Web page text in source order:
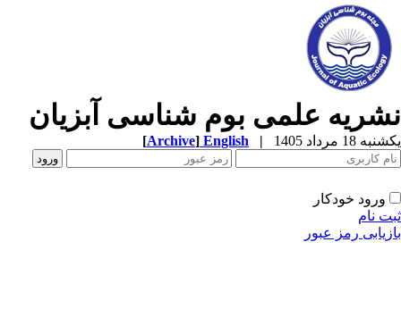
علمی بوم شناسی آبزیان
18 مرداد 1405 |
English
[Archive]
ورود خودکار
نام
رمز عبور